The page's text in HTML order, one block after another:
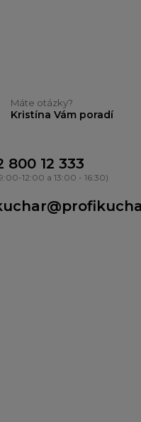
Máte otázky?
Kristína Vám poradí
800 12 333
12:00 a 13:00 - 16:30)